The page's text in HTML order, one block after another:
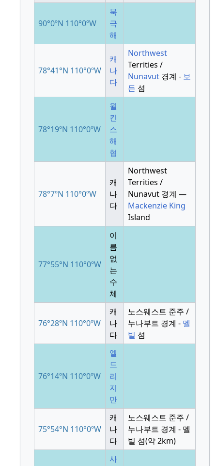
90°0ºN 110°0ºW
북
극
해
78°41°N 110°0ºW
캐
나
다
Northwest
Territies /
Nunavut경계 - 보
든 섬
78°19ºN 110°0ºW
윌
킨
스
해
협
78°7ºN 110°0ºW
캐
나
다
Northwest
Territies /
Nunavut 경계 —
Mackenzie King
Island
77°55°N 110°0ºW
이
름
없
는
수
체
76°28ºN 110°0ºW
캐
나
다
노스웨스트 준주 /
누나부트 경계 - 멜
빌 섬
76°14ºN 110°0ºW
엘
드
리
지
만
75°54°N 110°0ºW
캐
나
다
노스웨스트 준주 /
누나부트 경계 - 멜
빌 섬(약 2km)
사